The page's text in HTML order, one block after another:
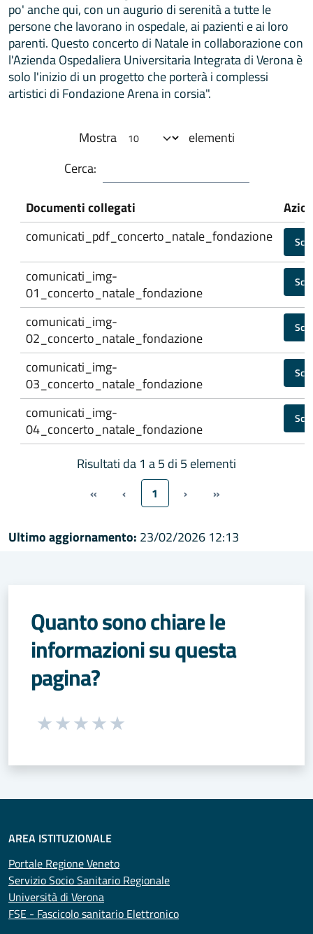
po' anche qui, con un augurio di serenità a tutte le
persone che lavorano in ospedale, ai pazienti e ai loro
parenti. Questo concerto di Natale in collaborazione con
l'Azienda Ospedaliera Universitaria Integrata di Verona è
solo l'inizio di un progetto che porterà i complessi
artistici di Fondazione Arena in corsia".
Mostra
elementi
Cerca:
Documenti collegati
comunicati_pdf_concerto_natale_fondazione
comunicati_img-
01_concerto_natale_fondazione
comunicati_img-
02_concerto_natale_fondazione
comunicati_img-
03_concerto_natale_fondazione
comunicati_img-
04_concerto_natale_fondazione
Risultati da 1 a 5 di 5 elementi
« ‹ 1 › »
Ultimo aggiornamento: 23/02/2026 12:13
Quanto sono chiare le
informazioni su questa
pagina?
Seleziona una valutazione da 1 a 5 stelle
AREA ISTITUZIONALE
Portale Regione Veneto
Servizio Socio Sanitario Regionale
Università di Verona
FSE - Fascicolo sanitario Elettronico